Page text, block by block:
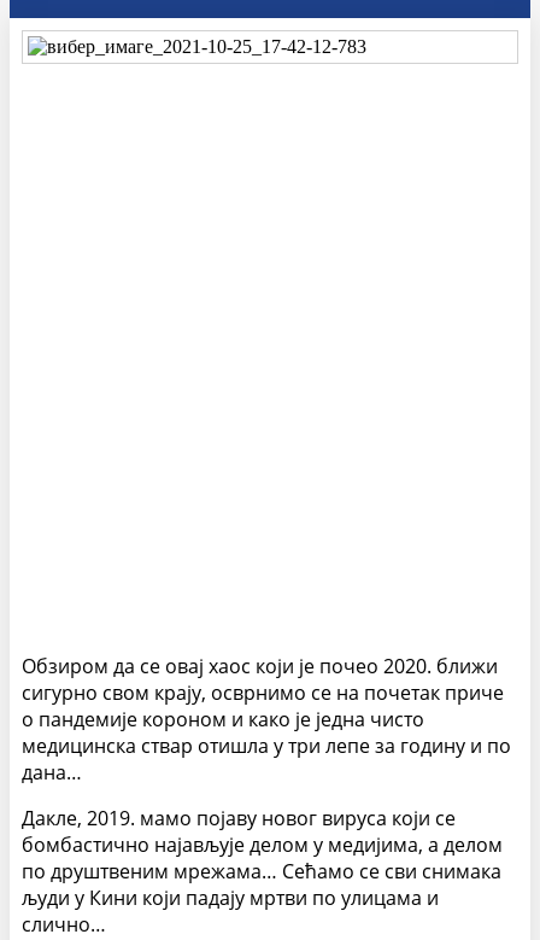
Обзиром да се овај хаос који је почео 2020. ближи
сигурно свом крају, осврнимо се на почетак приче
о пандемије короном и како је једна чисто
медицинска ствар отишла у три лепе за годину и по
дана…
Дакле, 2019. мамо појаву новог вируса који се
бомбастично најављује делом у медијима, а делом
по друштвеним мрежама… Сећамо се сви снимака
људи у Кини који падају мртви по улицама и
слично…